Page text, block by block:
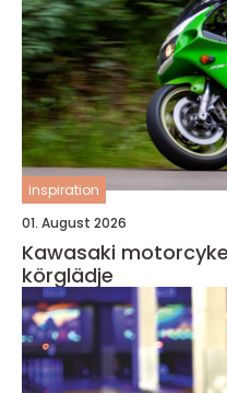
inspiration
01. August 2026
Kawasaki
körglädje